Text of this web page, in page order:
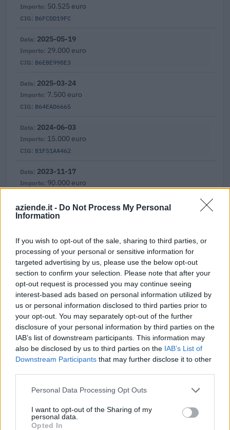
aziende.it - Do Not Process My Personal
Information
If you wish to opt-out of the sale, sharing to third parties, or
processing of your personal or sensitive information for
targeted advertising by us, please use the below opt-out
section to confirm your selection. Please note that after your
opt-out request is processed you may continue seeing
interest-based ads based on personal information utilized by
us or personal information disclosed to third parties prior to
your opt-out. You may separately opt-out of the further
disclosure of your personal information by third parties on the
IAB’s list of downstream participants. This information may
also be disclosed by us to third parties on the IAB’s List of
Downstream Participants that may further disclose it to other
Personal Data Processing Opt Outs
I want to opt-out of the Sharing of my
personal data.
Opted In
B6FCDD19FC
50.525 euro
B6EBE998E3
2025-05-19
29.000 euro
B64EAD6665
2025-03-24
7.500 euro
B1F51AA462
2024-06-03
15.000 euro
2023-11-17
90.000 euro
Fonte:ANAC – Banca Dati Nazionale Contratti Pubblici
(Open Data,
Aiuti di Stato e contributi pubblici
Nord Asfalti S.r.l. risulta beneficiaria di 30 aiuti o contributi
pubblici per un totale di 3.609.816 euro (2020–2026).
2026-02-13
Fondo di garanzia per le piccole e medie imprese
Banca del Mezzogiorno MedioCredito Centrale S.p.A.
460.000 euro
Fondo di garanzia per le piccole e medie imprese
320.000 euro